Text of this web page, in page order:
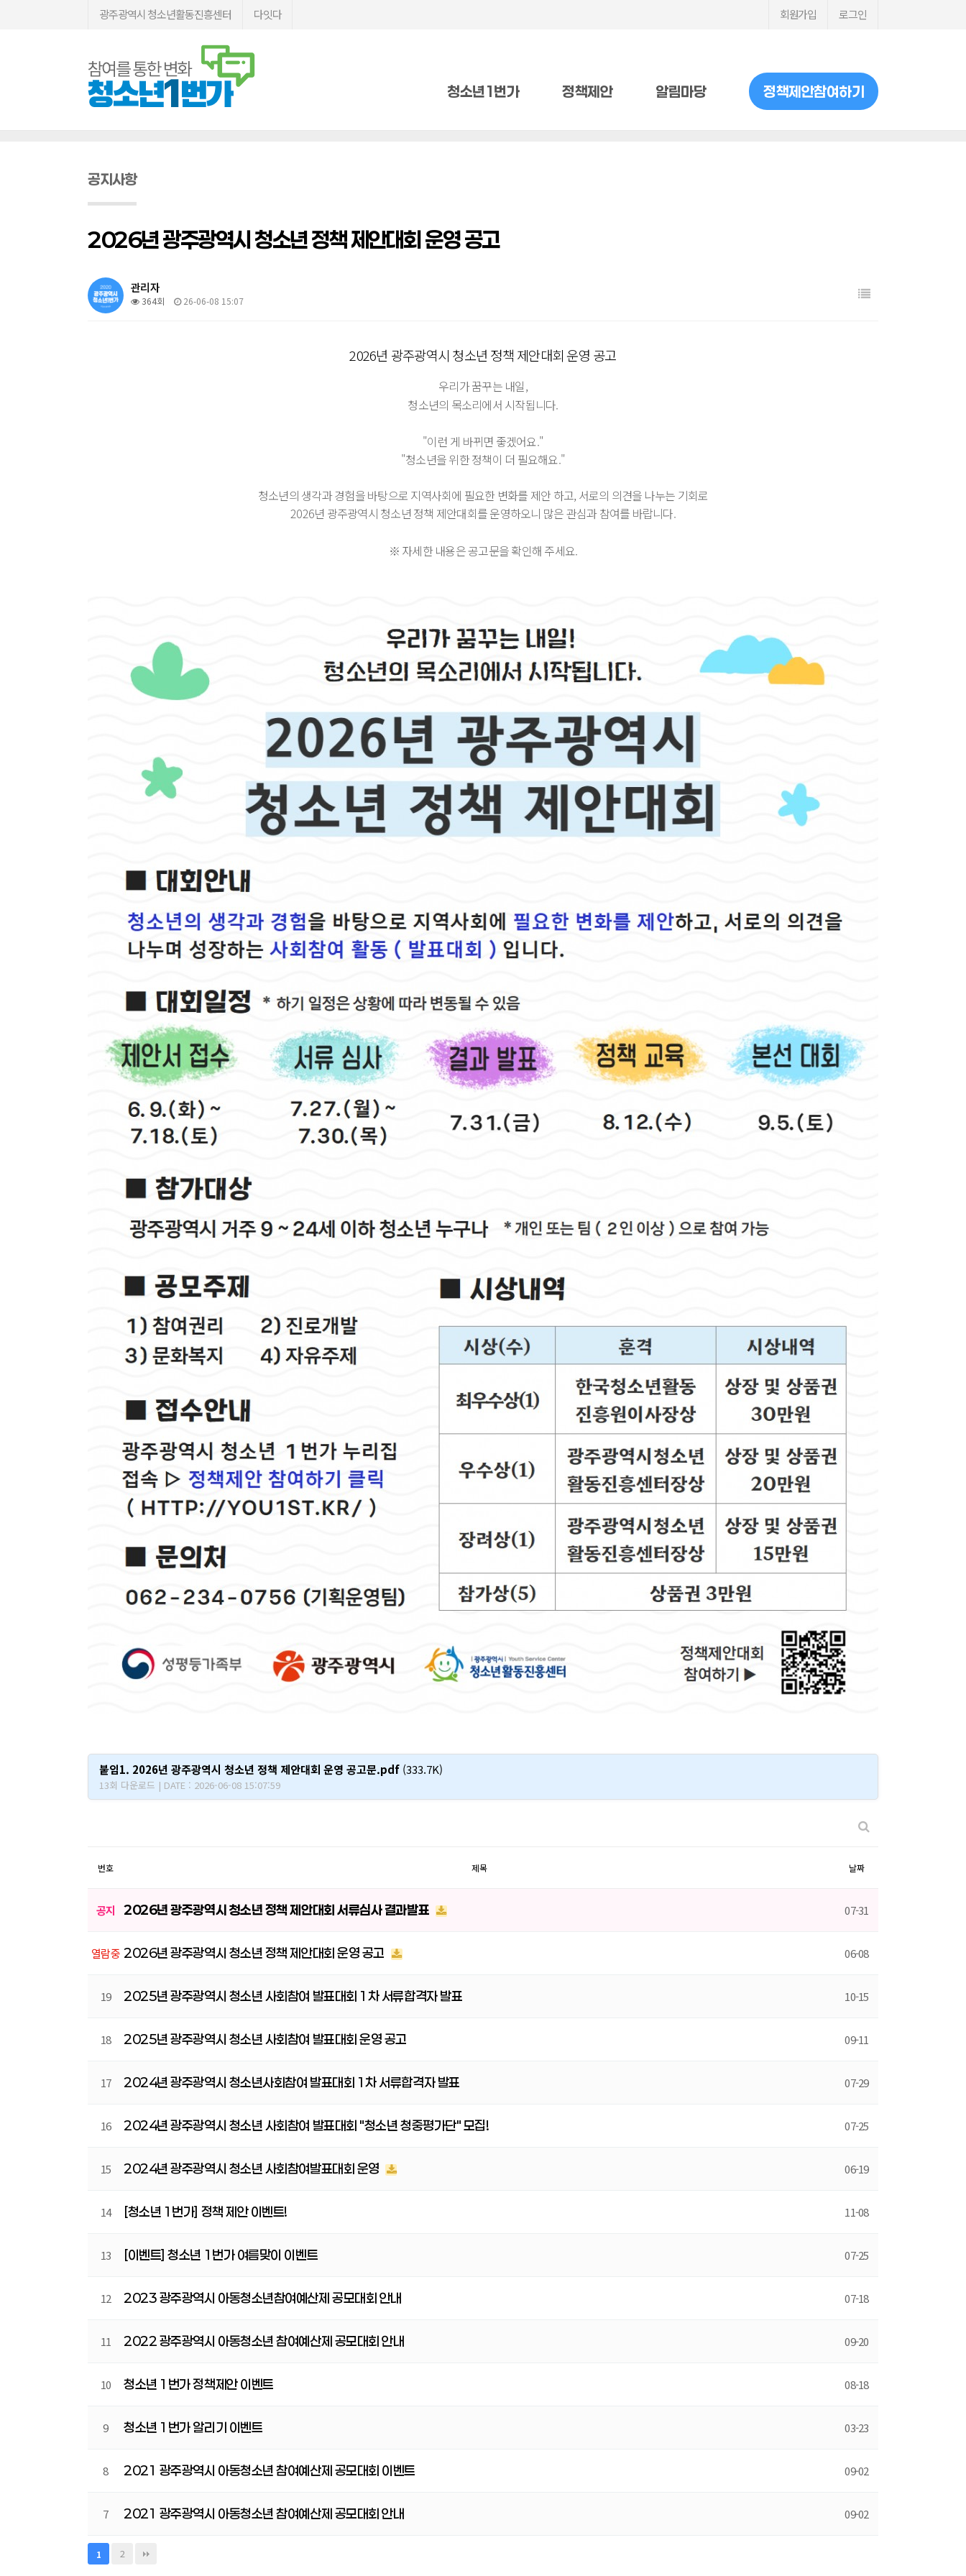
광주광역시 청소년활동진흥센터 다잇다 회원가입 로그인
청소년1번가 정책제안 알림마당 정책제안참여하기
공지사항
2026년 광주광역시 청소년 정책 제안대회 운영 공고
관리자
364회 26-06-08 15:07
2026년 광주광역시 청소년 정책 제안대회 운영 공고
우리가 꿈꾸는 내일,
청소년의 목소리에서 시작됩니다.
"이런 게 바뀌면 좋겠어요."
"청소년을 위한 정책이 더 필요해요."
청소년의 생각과 경험을 바탕으로 지역사회에 필요한 변화를 제안 하고, 서로의 의견을 나누는 기회로
2026년 광주광역시 청소년 정책 제안대회를 운영하오니 많은 관심과 참여를 바랍니다.
※ 자세한 내용은 공고문을 확인해 주세요.
붙임1. 2026년 광주광역시 청소년 정책 제안대회 운영 공고문.pdf (333.7K)
13회 다운로드 | DATE : 2026-06-08 15:07:59
번호 제목 날짜
공지 2026년 광주광역시 청소년 정책 제안대회 서류심사 결과발표 07-31
열람중 2026년 광주광역시 청소년 정책 제안대회 운영 공고 06-08
19 2025년 광주광역시 청소년 사회참여 발표대회 1차 서류합격자 발표 10-15
18 2025년 광주광역시 청소년 사회참여 발표대회 운영 공고 09-11
17 2024년 광주광역시 청소년사회참여 발표대회 1차 서류합격자 발표 07-29
16 2024년 광주광역시 청소년 사회참여 발표대회 "청소년 청중평가단" 모집! 07-25
15 2024년 광주광역시 청소년 사회참여발표대회 운영 06-19
14 [청소년 1번가] 정책 제안 이벤트! 11-08
13 [이벤트] 청소년 1번가 여름맞이 이벤트 07-25
12 2023 광주광역시 아동청소년참여예산제 공모대회 안내 07-18
11 2022 광주광역시 아동청소년 참여예산제 공모대회 안내 09-20
10 청소년 1번가 정책제안 이벤트 08-18
9 청소년 1번가 알리기 이벤트 03-23
8 2021 광주광역시 아동청소년 참여예산제 공모대회 이벤트 09-02
7 2021 광주광역시 아동청소년 참여예산제 공모대회 안내 09-02
1 2